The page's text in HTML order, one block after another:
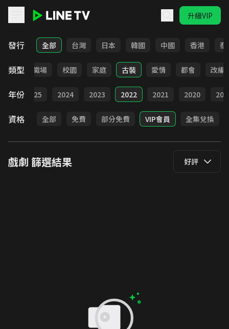
升級VIP
LINE TV - 戲劇
發行 全部 台灣 日本 韓國 中國 香港 泰
類型
全部 職場 校園 家庭 古裝 愛情 都會 改編
年份 2025 2024 2023 2022 2021 2020
資格 全部 免費 部分免費 VIP會員 全集兌換
戲劇 篩選結果 好評